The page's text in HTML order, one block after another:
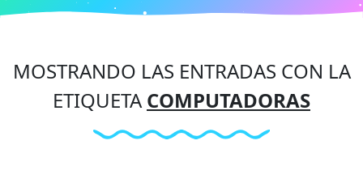
MOSTRANDO LAS ENTRADAS CON LA
ETIQUETACOMPUTADORAS